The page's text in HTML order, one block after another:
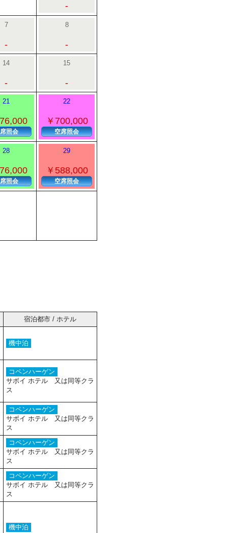
-
7
-
8
-
14
-
15
-
21
照会
22
￥700,000
空席照会
28
照会
29
￥588,000
空席照会
宿泊都市 / ホテル
機中泊
コペンハーゲン
サボイ ホテル 又は同等クラ
ス
コペンハーゲン
サボイ ホテル 又は同等クラ
ス
コペンハーゲン
サボイ ホテル 又は同等クラ
ス
コペンハーゲン
サボイ ホテル 又は同等クラ
ス
機中泊